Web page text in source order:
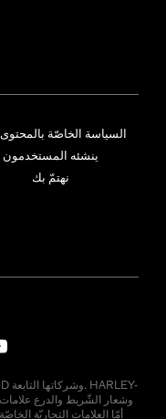
السياسة الخاصّة
ينشئه المستخدمون
نهتمّ بك